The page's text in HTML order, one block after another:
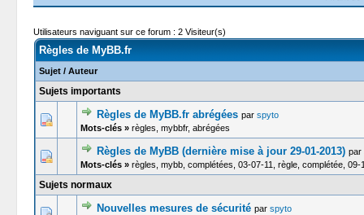
Utilisateurs naviguant sur ce forum : 2 Visiteur(s)
Règles de MyBB.fr
Sujet/ Auteur
Sujets importants
Règles de MyBB.fr abrégées par spyto
Mots-clés » règles, mybbfr, abrégées
Règles de MyBB (dernière mise à jour 29-01-2013) par
Mots-clés » règles, mybb, complétées, 03-07-11, règle, complétée,
2
Sujets normaux
Nouvelles mesures de sécurité par spyto